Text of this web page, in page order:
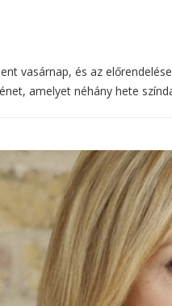
vasárnap, és az
amelyet néhány hete